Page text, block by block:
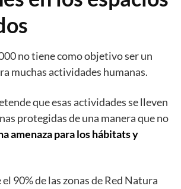
no tiene como objetivo ser un
muchas actividades humanas.
que esas actividades se lleven
protegidas de una manera que no
amenaza para los hábitats y
90% de las zonas de Red Natura